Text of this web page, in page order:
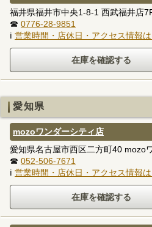
福井県福井市中央1-8-1 西武福井店
☎ 0776-28-9851
ℹ 営業時間・店休日・アクセス情報
愛知県
mozoワンダーシティ店
愛知県名古屋市西区二方町40 mozo
☎ 052-506-7671
ℹ 営業時間・店休日・アクセス情報